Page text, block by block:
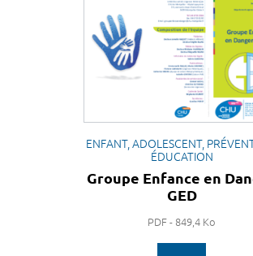
ENFANT, ADOLESCENT,
ÉDUCATION
Groupe Enfance en
GED
PDF - 849,4 Ko